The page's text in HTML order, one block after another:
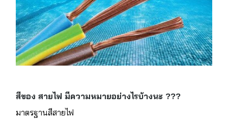
สีของ สายไฟ มีความหมายอย่างไรบ้างนะ ???
มาตรฐานสีสายไฟ